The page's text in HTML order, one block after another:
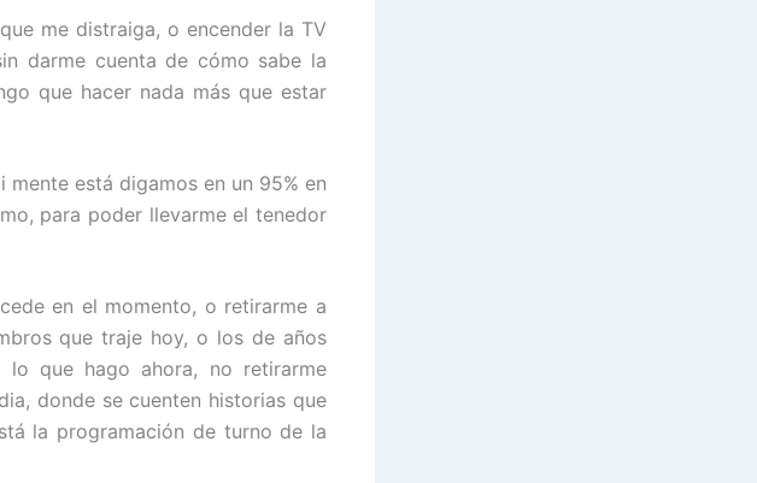
me distraiga, o encender la TV
darme cuenta de cómo sabe la
que hacer nada más que estar
está digamos en un 95% en
para poder llevarme el tenedor
en el momento, o retirarme a
que traje hoy, o los de años
lo que hago ahora, no retirarme
donde se cuenten historias que
la programación de turno de la